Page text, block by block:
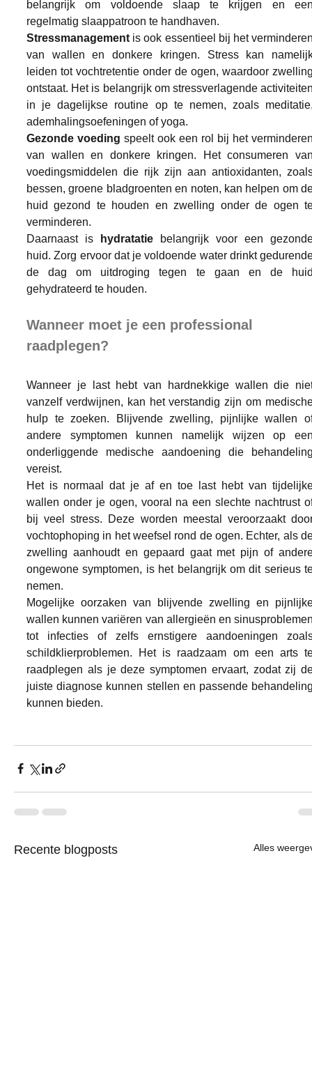
belangrijk om voldoende slaap te krijgen en
regelmatig slaappatroon te handhaven.
Stressmanagement is ook essentieel bij het
van wallen en donkere kringen. Stress kan
leiden tot vochtretentie onder de ogen, waardoor
ontstaat. Het is belangrijk om stressverlagende
in je dagelijkse routine op te nemen, zoals
ademhalingsoefeningen of yoga.
Gezonde voeding speelt ook een rol bij het
van wallen en donkere kringen. Het consumeren
voedingsmiddelen die rijk zijn aan antioxidanten,
bessen, groene bladgroenten en noten, kan helpen om
huid gezond te houden en zwelling onder de ogen
verminderen.
Daarnaast is
hydratatie belangrijk voor een
huid. Zorg ervoor dat je voldoende water drinkt
de dag om uitdroging tegen te gaan en de
gehydrateerd te houden.
Wanneer moet je een professional
raadplegen?
Wanneer je last hebt van hardnekkige wallen die
vanzelf verdwijnen, kan het verstandig zijn om
hulp te zoeken. Blijvende zwelling, pijnlijke wallen
andere symptomen kunnen namelijk wijzen op
onderliggende medische aandoening die
vereist.
Het is normaal dat je af en toe last hebt van
wallen onder je ogen, vooral na een slechte nachtrust
bij veel stress. Deze worden meestal veroorzaakt
vochtophoping in het weefsel rond de ogen. Echter, als
zwelling aanhoudt en gepaard gaat met pijn of
ongewone symptomen, is het belangrijk om dit serieus
nemen.
Mogelijke oorzaken van blijvende zwelling en
wallen kunnen variëren van allergieën en
tot infecties of zelfs ernstigere aandoeningen
schildklierproblemen. Het is raadzaam om een arts
raadplegen als je deze symptomen ervaart, zodat zij
juiste diagnose kunnen stellen en passende
kunnen bieden.
Recente blogposts Alles